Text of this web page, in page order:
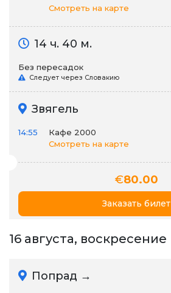
Смотреть на карте
14 ч. 40 м.
Без пересадок
Следует через Словакию
Звягель
14:55
Кафе 2000
Смотреть на карте
€80.00
Заказать билет
16 августа, воскресение
Попрад →